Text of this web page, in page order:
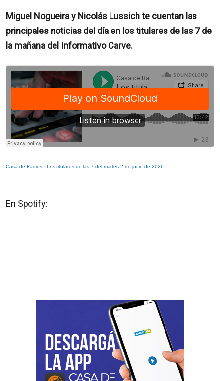
Miguel Nogueira y Nicolás Lussich te cuentan las
principales noticias del día en los titulares de las 7 de
la mañana del Informativo Carve.
Casa de Radios · Los titulares de las 7 del martes 2 de junio de 2026
En Spotify: